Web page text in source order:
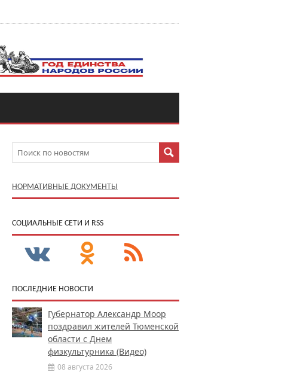
НОРМАТИВНЫЕ ДОКУМЕНТЫ
CОЦИАЛЬНЫЕ СЕТИ И RSS
ПОСЛЕДНИЕ НОВОСТИ
Губернатор Александр Моор
поздравил жителей Тюменской
области с Днем
физкультурника (Видео)
08 августа 2026